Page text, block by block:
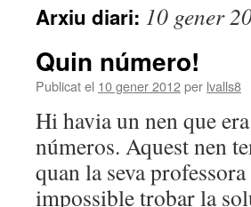
Arxiu diari: 10 gener
Quin número!
Publicat el 10 gener 2012per lvalls8
Hi havia un nen que
números. Aquest nen
quan la seva
impossible trobar la